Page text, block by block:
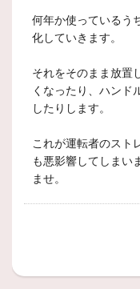
何年か使っているう
化していきます。
それをそのまま放置
くなったり、ハンド
したりします。
これが運転者のスト
も悪影響してしまい
ませ。